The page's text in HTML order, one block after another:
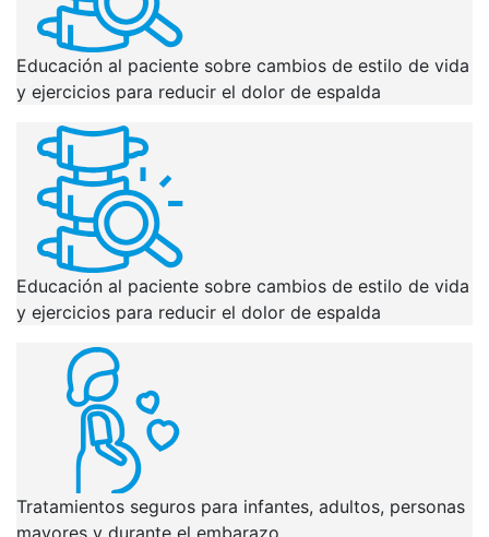
Educación al paciente sobre cambios de estilo de vida
y ejercicios para reducir el dolor de espalda
Educación al paciente sobre cambios de estilo de vida
y ejercicios para reducir el dolor de espalda
Tratamientos seguros para infantes, adultos, personas
mayores y durante el embarazo